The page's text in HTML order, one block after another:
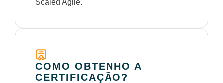
Scaled Agile.
COMO OBTENHO A
CERTIFICAÇÃO?